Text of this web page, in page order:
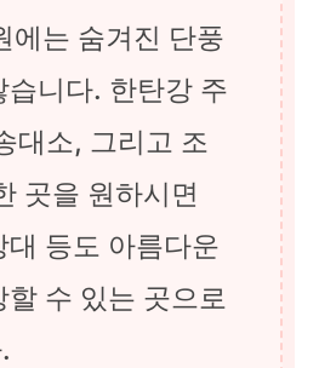
에는 숨겨진 단풍
습니다. 한탄강 주
대소, 그리고 조
곳을 원하시면
대 등도 아름다운
수 있는 곳으로